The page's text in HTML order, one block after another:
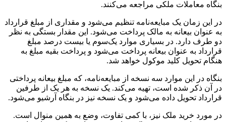
بنگاه معاملات ملکی مراجعه می‌کنند.
در این زمان یک مبایعه‌نامه تنظیم می‌شود و مقداری از مبلغ قرارداد
به عنوان بیعانه به مالک پرداخت می‌شود. این مقدار بستگی به نظر
دو طرف دارد. در بسیاری موارد یک‌سوم یا بیست درصد مبلغ
قرارداد به عنوان بیعانه پرداخت می‌شود و پرداخت بقیه مبلغ به
هنگام تحویل کلید موکول خواهد شد.
بنگاه در این موارد سه نسخه از مبایعه‌نامه، که مبلغ بیعانه پرداختی
در آن ذکر شده است، تهیه می‌کند. یک نسخه به هر یک از طرفین
قرارداد تحویل داده می‌شود و یک نسخه نیز در بنگاه آرشیو می‌شود.
در مورد خرید ملک نیز، با کمی تفاوت، وضع به همین منوال است.